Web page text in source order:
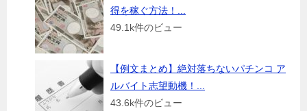
得を稼ぐ方法！...
49.1k件のビュー
【例文まとめ】絶対落ちないパチンコ ア
ルバイト志望動機！...
43.6k件のビュー